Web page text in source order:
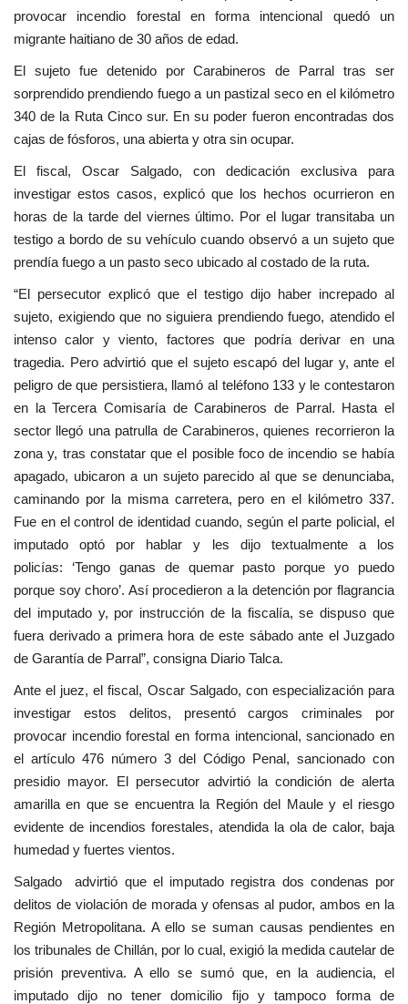
provocar incendio forestal en forma intencional quedó un
migrante haitiano de 30 años de edad.
El sujeto fue detenido por Carabineros de Parral tras ser
sorprendido prendiendo fuego a un pastizal seco en el kilómetro
340 de la Ruta Cinco sur. En su poder fueron encontradas dos
cajas de fósforos, una abierta y otra sin ocupar.
El fiscal, Oscar Salgado, con dedicación exclusiva para
investigar estos casos, explicó que los hechos ocurrieron en
horas de la tarde del viernes último. Por el lugar transitaba un
testigo a bordo de su vehículo cuando observó a un sujeto que
prendía fuego a un pasto seco ubicado al costado de la ruta.
“El persecutor explicó que el testigo dijo haber increpado al
sujeto, exigiendo que no siguiera prendiendo fuego, atendido el
intenso calor y viento, factores que podría derivar en una
tragedia. Pero advirtió que el sujeto escapó del lugar y, ante el
peligro de que persistiera, llamó al teléfono 133 y le contestaron
en la Tercera Comisaría de Carabineros de Parral. Hasta el
sector llegó una patrulla de Carabineros, quienes recorrieron la
zona y, tras constatar que el posible foco de incendio se había
apagado, ubicaron a un sujeto parecido al que se denunciaba,
caminando por la misma carretera, pero en el kilómetro 337.
Fue en el control de identidad cuando, según el parte policial, el
imputado optó por hablar y les dijo textualmente a los
policías: ‘Tengo ganas de quemar pasto porque yo puedo
porque soy choro’. Así procedieron a la detención por flagrancia
del imputado y, por instrucción de la fiscalía, se dispuso que
fuera derivado a primera hora de este sábado ante el Juzgado
de Garantía de Parral”, consigna Diario Talca.
Ante el juez, el fiscal, Oscar Salgado, con especialización para
investigar estos delitos, presentó cargos criminales por
provocar incendio forestal en forma intencional, sancionado en
el artículo 476 número 3 del Código Penal, sancionado con
presidio mayor. El persecutor advirtió la condición de alerta
amarilla en que se encuentra la Región del Maule y el riesgo
evidente de incendios forestales, atendida la ola de calor, baja
humedad y fuertes vientos.
Salgado advirtió que el imputado registra dos condenas por
delitos de violación de morada y ofensas al pudor, ambos en la
Región Metropolitana. A ello se suman causas pendientes en
los tribunales de Chillán, por lo cual, exigió la medida cautelar de
prisión preventiva. A ello se sumó que, en la audiencia, el
imputado dijo no tener domicilio fijo y tampoco forma de